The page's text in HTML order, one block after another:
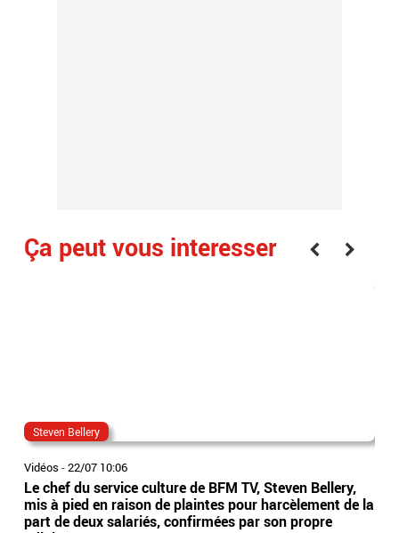
Ça peut vous interesser
Steven Bellery
Vidéos -22/07 10:06
Le chef du service culture de BFM TV, Steven Bellery,
mis à pied en raison de plaintes pour harcèlement de la
part de deux salariés, confirmées par son propre